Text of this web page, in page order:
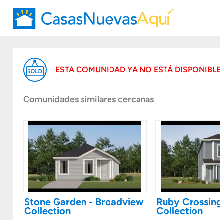
ESTA COMUNIDAD YA NO ESTÁ DISPONIBLE
Comunidades similares cercanas
Stone Garden - Broadview
Collection
Ruby
Collection